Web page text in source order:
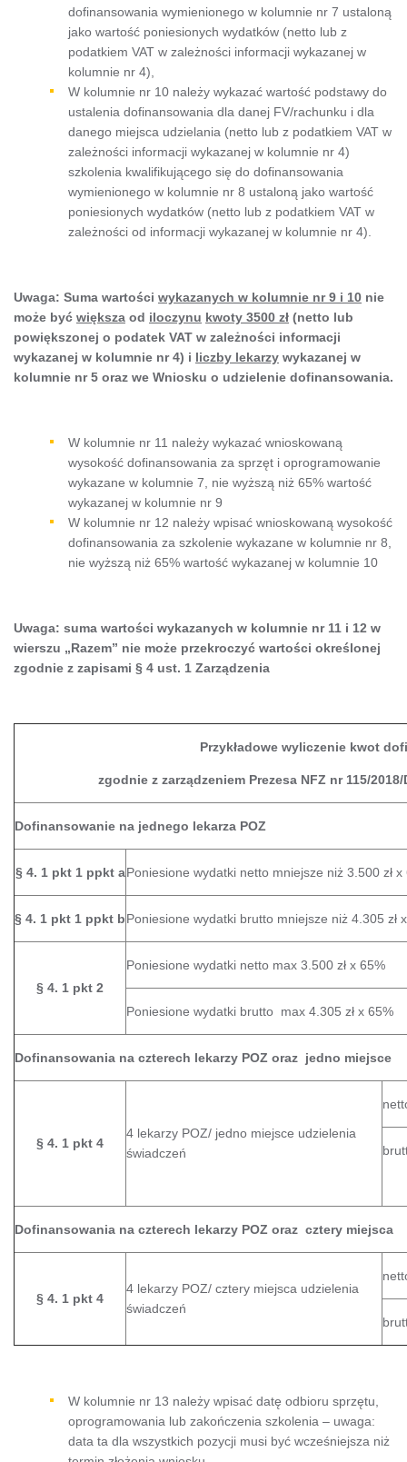
dofinansowania wymienionego w kolumnie nr 7 ustaloną
jako wartość poniesionych wydatków (netto lub z
podatkiem VAT w zależności informacji wykazanej w
kolumnie nr 4),
W kolumnie nr 10 należy wykazać wartość podstawy do
ustalenia dofinansowania dla danej FV/rachunku i dla
danego miejsca udzielania (netto lub z podatkiem VAT w
zależności informacji wykazanej w kolumnie nr 4)
szkolenia kwalifikującego się do dofinansowania
wymienionego w kolumnie nr 8 ustaloną jako wartość
poniesionych wydatków (netto lub z podatkiem VAT w
zależności od informacji wykazanej w kolumnie nr 4).
Uwaga: Suma wartości wykazanych w kolumnie nr 9 i 10 nie
może być większa od iloczynu kwoty 3500 zł (netto lub
powiększonej o podatek VAT w zależności informacji
wykazanej w kolumnie nr 4) i liczby lekarzy wykazanej w
kolumnie nr 5 oraz we Wniosku o udzielenie dofinansowania.
W kolumnie nr 11 należy wykazać wnioskowaną
wysokość dofinansowania za sprzęt i oprogramowanie
wykazane w kolumnie 7, nie wyższą niż 65% wartość
wykazanej w kolumnie nr 9
W kolumnie nr 12 należy wpisać wnioskowaną wysokość
dofinansowania za szkolenie wykazane w kolumnie nr 8,
nie wyższą niż 65% wartość wykazanej w kolumnie 10
Uwaga: suma wartości wykazanych w kolumnie nr 11 i 12 w
wierszu „Razem” nie może przekroczyć wartości określonej
zgodnie z zapisami § 4 ust. 1 Zarządzenia
Przykładowe wyliczenie kwot
zgodnie z zarządzeniem Prezesa NFZ nr 115/
Dofinansowanie na jednego lekarza POZ
§ 4. 1 pkt 1 ppkt aPoniesione wydatki netto mniejsze niż 3.500 zł x
§ 4. 1 pkt 1 ppkt bPoniesione wydatki brutto mniejsze niż 4.305 zł
§ 4. 1 pkt 2
Poniesione wydatki netto max 3.500 zł x 65%
Poniesione wydatki brutto max 4.305 zł x 65%
Dofinansowania na czterech lekarzy POZ oraz jedno miejsce
§ 4. 1 pkt 4
4 lekarzy POZ/ jedno miejsce udzielenia
świadczeń
Dofinansowania na czterech lekarzy POZ oraz cztery miejsca
§ 4. 1 pkt 4
4 lekarzy POZ/ cztery miejsca udzielenia
świadczeń
W kolumnie nr 13 należy wpisać datę odbioru sprzętu,
oprogramowania lub zakończenia szkolenia – uwaga:
data ta dla wszystkich pozycji musi być wcześniejsza niż